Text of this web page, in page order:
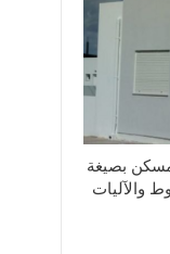
بصيغة
والآليات